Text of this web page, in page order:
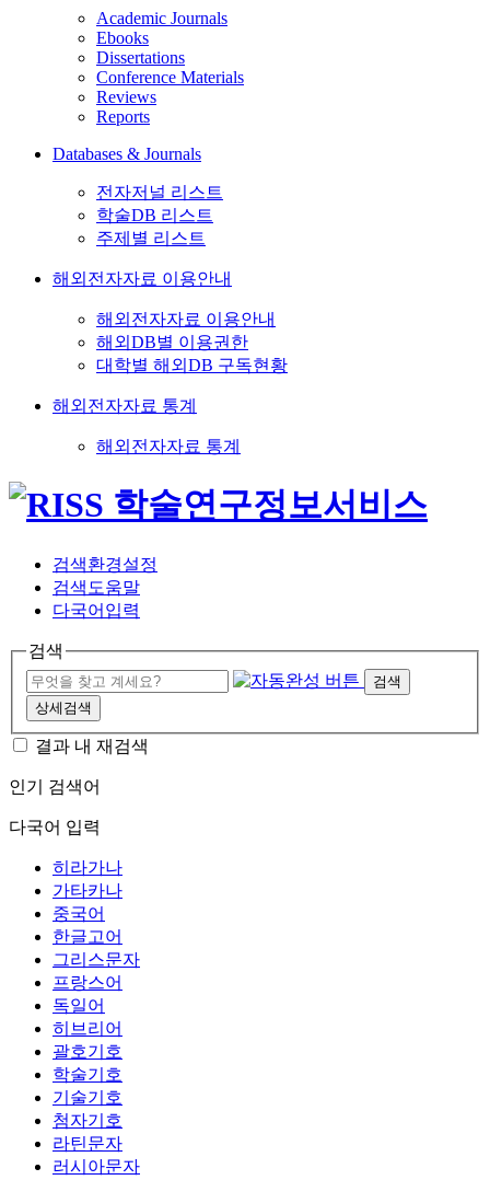
Academic Journals
Ebooks
Dissertations
Conference Materials
Reviews
Reports
Databases & Journals
전자저널 리스트
학술DB 리스트
주제별 리스트
해외전자자료 이용안내
해외전자자료 이용안내
해외DB별 이용권한
대학별 해외DB 구독현황
해외전자자료 통계
해외전자자료 통계
검색환경설정
검색도움말
다국어입력
검색
검색
상세검색
결과 내 재검색
인기 검색어
다국어 입력
히라가나
가타카나
중국어
한글고어
그리스문자
프랑스어
독일어
히브리어
괄호기호
학술기호
기술기호
첨자기호
라틴문자
러시아문자